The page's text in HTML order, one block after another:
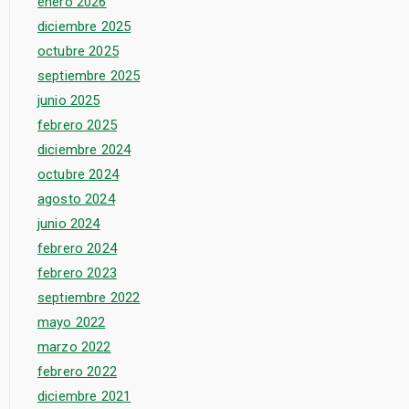
diciembre 2025
octubre 2025
septiembre 2025
junio 2025
febrero 2025
diciembre 2024
octubre 2024
agosto 2024
junio 2024
febrero 2024
febrero 2023
septiembre 2022
mayo 2022
marzo 2022
febrero 2022
diciembre 2021